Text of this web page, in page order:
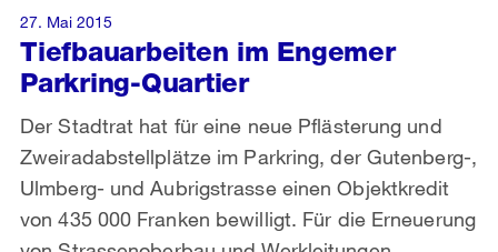
Tiefbauarbeiten im Engemer
Parkring-Quartier
Der Stadtrat hat für eine neue Pflästerung und
Zweiradabstellplätze im Parkring, der Gutenberg-,
Ulmberg- und Aubrigstrasse einen Objektkredit
von 435 000 Franken bewilligt. Für die Erneuerung
27. Mai 2015